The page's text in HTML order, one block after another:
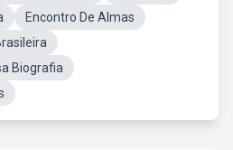
Encontro De Almas
Biografia